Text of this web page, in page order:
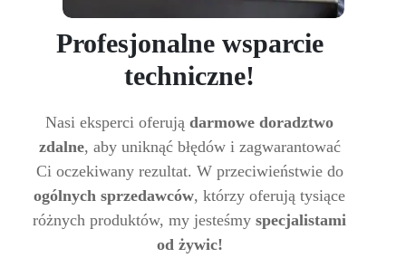
Profesjonalne wsparcie
techniczne!
Nasi eksperci oferują darmowe doradztwo
zdalne, aby uniknąć błędów i zagwarantować
Ci oczekiwany rezultat. W przeciwieństwie do
ogólnych sprzedawców, którzy oferują tysiące
różnych produktów, my jesteśmy specjalistami
od żywic!